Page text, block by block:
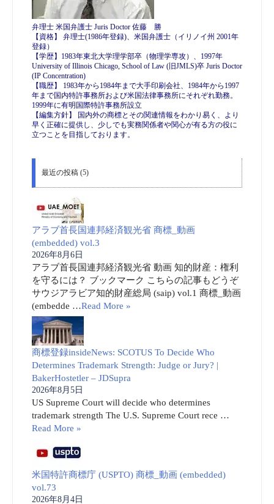
弁理士 米国弁護士 Juris Doctor 佐藤 勝
【資格】 弁理士(1986年登録)、米国弁護士（イリノイ州 2001年
登録）
【学歴】1983年東北大学理学部卒（物理学専攻）、1997年
University of Illinois Chicago, School of Law (旧JMLS)卒 Juris Doctor
(IP Concentration)
【職歴】 1983年から1984年まで大手印刷会社、1984年から1997
年まで国内特許事務所および米国法律事務所にそれぞれ勤務。
1999年に有明国際特許事務所設立
【編集方針】 国内外の商標とその関連情報をわかり易く、より
早く正確に提供し、少しでも実務関係者や関心が有る方の役に
立つことを目指しております。
最近の投稿 (5)
アラブ首長国連邦経済観光省 商標_動画
(embedded) vol.3
2026年8月6日
アラブ首長国連邦経済観光省 動画 知的財産：権利
を守るには？ ブックマーク こちらの記事もどうぞ
サウジアラビア知的財産総局 (saip) vol.1 商標_動画
(embedde …Read More »
商標登録insideNews: SCOTUS To Decide Who
Determines Trademark Strength: Judge or Jury? |
BakerHostetler – JDSupra
2026年8月5日
US Supreme Court will decide who determines
trademark strength The U.S. Supreme Court rece …
Read More »
米国特許商標庁 (USPTO) 商標_動画 (embedded)
vol.73
2026年8月4日